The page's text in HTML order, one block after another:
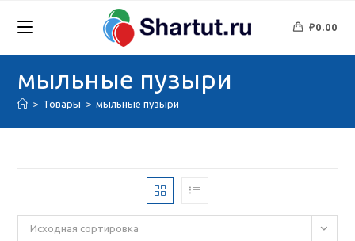
₽0.00
мыльные пузыри
> Товары > мыльные пузыри
Исходная сортировка